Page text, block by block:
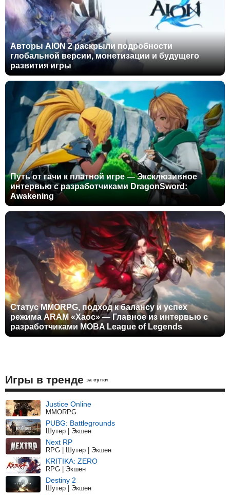
Авторы AION 2 раскрыли подробности
глобальной версии, монетизации и будущего
развития игры
Путь от гачи к платной игре — Эксклюзивное
интервью с разработчиками DragonSword:
Awakening
Статус MMORPG, подход к балансу и успех
режима ARAM «Хаос» — Главное из интервью с
разработчиками MOBA League of Legends
Игры в тренде за сутки
Justice Online
MMORPG
PUBG: Battlegrounds
Шутер | Экшен
Next RP
RPG | Шутер | Экшен
KRITIKA: ZERO
RPG | Экшен
Destiny 2
Шутер | Экшен